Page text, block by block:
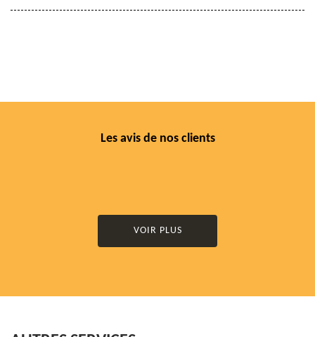
Les avis de nos clients
VOIR PLUS